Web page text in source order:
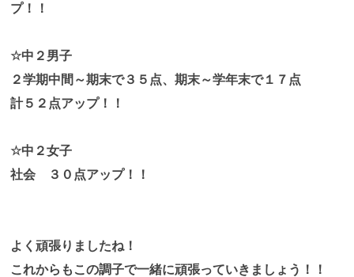
プ！！
☆中２男子
２学期中間～期末で３５点、期末～学年末で１７点
計５２点アップ！！
☆中２女子
社会 ３０点アップ！！
よく頑張りましたね！
これからもこの調子で一緒に頑張っていきましょう！！